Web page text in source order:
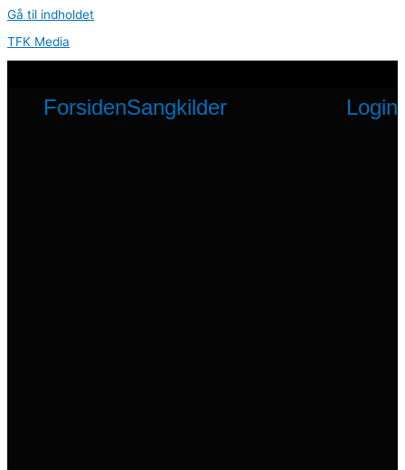
Gå til indholdet
TFK Media
ForsidenSangkilder Login